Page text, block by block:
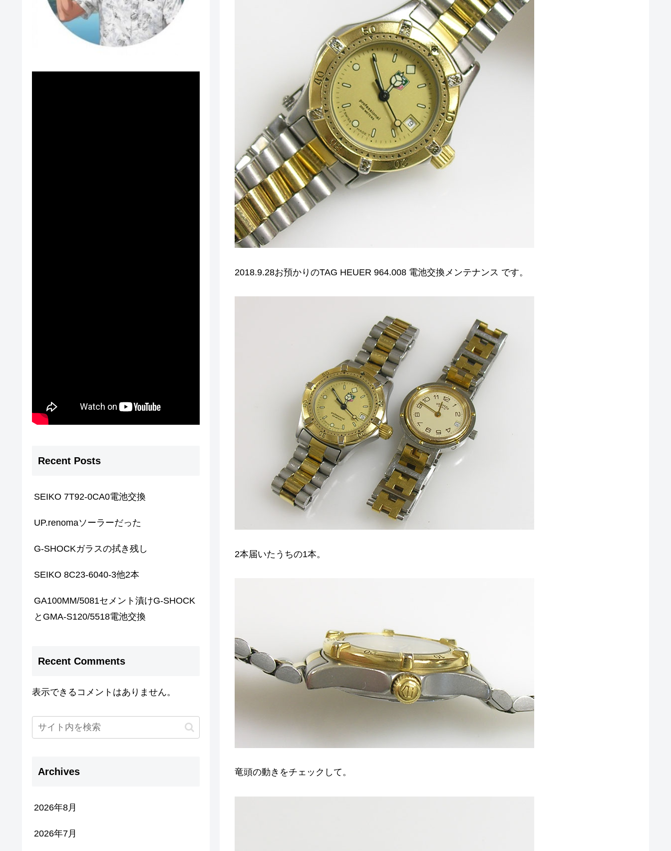
2018.9.28お預かりのTAG HEUER 964.008 電池交換メンテナンス です。
2本届いたうちの1本。
竜頭の動きをチェックして。
Recent Posts
SEIKO 7T92-0CA0電池交換
UP.renomaソーラーだった
G-SHOCKガラスの拭き残し
SEIKO 8C23-6040-3他2本
GA100MM/5081セメント漬けG-SHOCK
とGMA-S120/5518電池交換
Recent Comments
表示できるコメントはありません。
Archives
2026年8月
2026年7月